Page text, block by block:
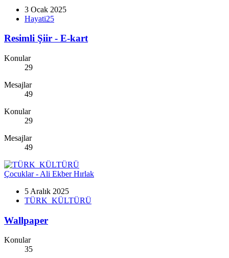
3 Ocak 2025
Hayati25
Resimli Şiir - E-kart
Konular
29
Mesajlar
49
Konular
29
Mesajlar
49
Çocuklar - Ali Ekber Hırlak
5 Aralık 2025
TÜRK_KÜLTÜRÜ
Wallpaper
Konular
35